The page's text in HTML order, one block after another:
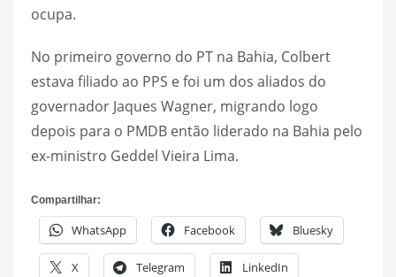
ocupa.
No primeiro governo do PT na Bahia, Colbert
estava filiado ao PPS e foi um dos aliados do
governador Jaques Wagner, migrando logo
depois para o PMDB então liderado na Bahia pelo
ex-ministro Geddel Vieira Lima.
Compartilhar:
WhatsApp Facebook Bluesky
X Telegram LinkedIn